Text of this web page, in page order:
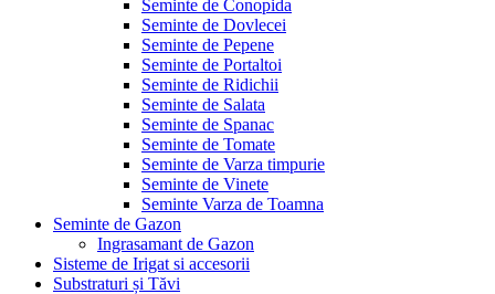
Seminte de Conopida
Seminte de Dovlecei
Seminte de Pepene
Seminte de Portaltoi
Seminte de Ridichii
Seminte de Salata
Seminte de Spanac
Seminte de Tomate
Seminte de Varza timpurie
Seminte de Vinete
Seminte Varza de Toamna
Seminte de Gazon
Ingrasamant de Gazon
Sisteme de Irigat si accesorii
Substraturi și Tăvi